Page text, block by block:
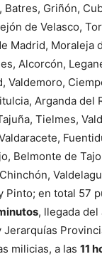
Griñón,
de Velasco,
Madrid, Moraleja
Alcorcón,
Valdemoro,
Arganda del
Tielmes,
Belmonte de
Pinto; en total 57
, llegada
milicias, a las 11